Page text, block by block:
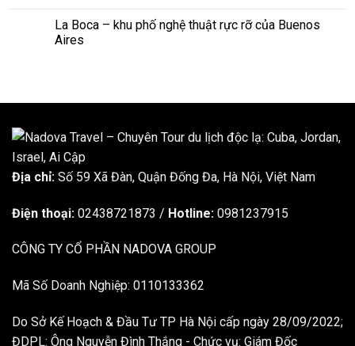
La Boca – khu phố nghệ thuật rực rỡ của Buenos
Aires
Địa chỉ: Số 59 Xã Đàn, Quận Đống Đa, ​​Hà Nội, Việt Nam
Điện thoại: 02438721873 / Hotline: 0981237915
CÔNG TY CỔ PHẦN NADOVA GROUP
Mã Số Doanh Nghiệp: 0110133362
Do Sở Kế Hoạch & Đầu Tư TP Hà Nội cấp ngày 28/09/2022;
ĐDPL: Ông Nguyễn Đình Thắng - Chức vụ: Giám Đốc